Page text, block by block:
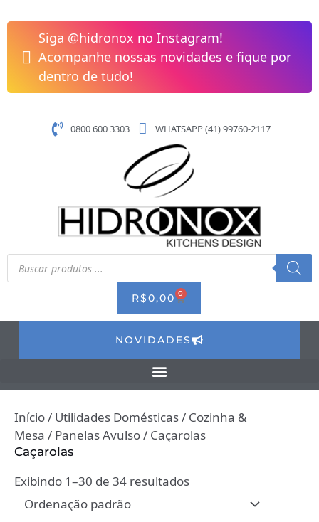
para
conteúdo
Siga @hidronox no Instagram!
Acompanhe nossas novidades e fique por
dentro de tudo!
0800 600 3303 WHATSAPP (41) 99760-2117
Pesquisar
produtos
R$0,00 0 CART
NOVIDADES
Início/ Utilidades Domésticas/ Cozinha &
Mesa / Panelas Avulso/ Caçarolas
Caçarolas
Exibindo 1–30 de 34 resultados